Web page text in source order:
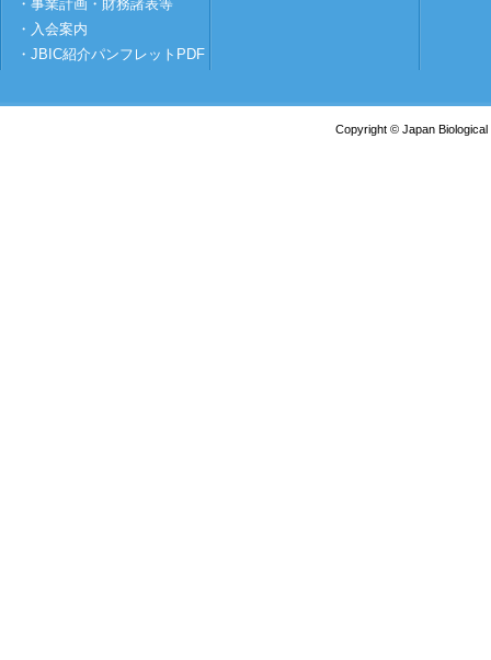
・事業計画・財務諸表等
・入会案内
・JBIC紹介パンフレットPDF
Copyright © Japan